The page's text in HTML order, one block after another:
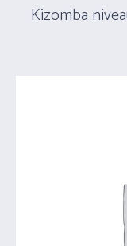
Kizomba